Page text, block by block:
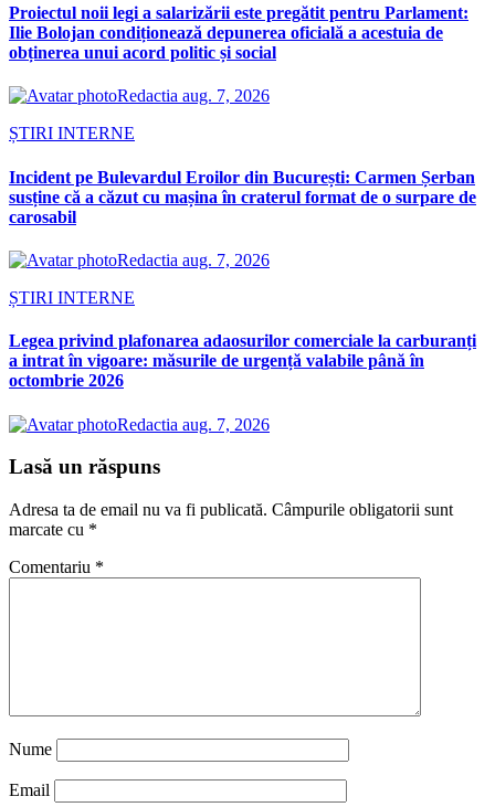
Proiectul noii legi a salarizării este pregătit pentru Parlament:
Ilie Bolojan condiționează depunerea oficială a acestuia de
obținerea unui acord politic și social
Redactia aug. 7, 2026
ȘTIRI INTERNE
Incident pe Bulevardul Eroilor din București: Carmen Șerban
susține că a căzut cu mașina în craterul format de o surpare de
carosabil
Redactia aug. 7, 2026
ȘTIRI INTERNE
Legea privind plafonarea adaosurilor comerciale la carburanți
a intrat în vigoare: măsurile de urgență valabile până în
octombrie 2026
Redactia aug. 7, 2026
Lasă un răspuns
Adresa ta de email nu va fi publicată. Câmpurile obligatorii sunt
marcate cu *
Comentariu *
Nume
Email